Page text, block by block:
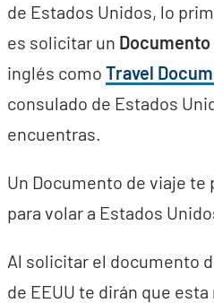
de Estados Unidos, lo
es solicitar un Documento
inglés como Travel
consulado de Estados
encuentras.
Un Documento de viaje
para volar a Estados
Al solicitar el documento
de EEUU te dirán que